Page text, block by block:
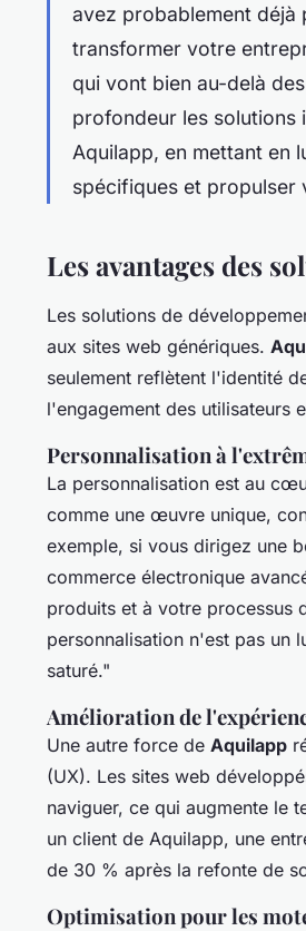
avez probablement déjà
transformer votre
qui vont bien au-delà
profondeur les solutions
Aquilapp, en mettant en
spécifiques et propulser
Les avantages des
Les solutions de
aux sites web génériques.
seulement reflètent l'identité
l'engagement des utilisateurs
Personnalisation à
La personnalisation est au
comme une œuvre unique,
exemple, si vous dirigez une
commerce électronique
produits et à votre processus
personnalisation n'est pas un
saturé."
Amélioration de
Une autre force de Aquilapp
(UX). Les sites web
naviguer, ce qui augmente le
un client de Aquilapp, une
de 30 % après la refonte de
Optimisation pour les